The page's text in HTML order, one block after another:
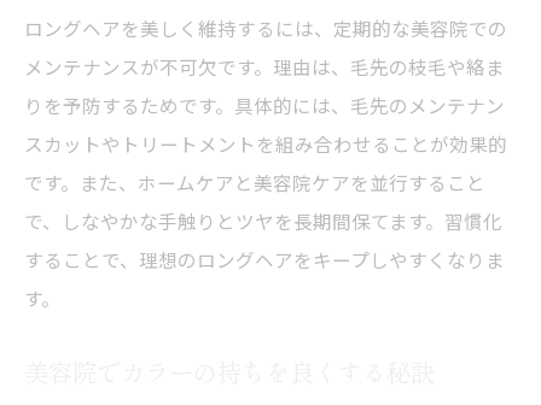
ロングヘアを美しく維持するには、定期的な美容院での
メンテナンスが不可欠です。理由は、毛先の枝毛や絡ま
りを予防するためです。具体的には、毛先のメンテナン
スカットやトリートメントを組み合わせることが効果的
です。また、ホームケアと美容院ケアを並行すること
で、しなやかな手触りとツヤを長期間保てます。習慣化
することで、理想のロングヘアをキープしやすくなりま
す。